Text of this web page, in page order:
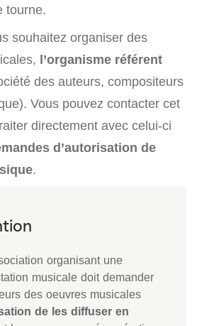
tourne.
souhaitez organiser des
l’organisme référent
des auteurs, compositeurs
Vous pouvez contacter cet
directement avec celui-ci
d’autorisation de
.
organisant une
musicale doit demander
des oeuvres musicales
de les diffuser en